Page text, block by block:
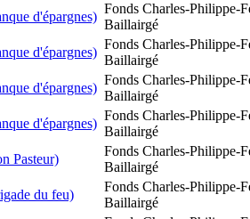
d'épargnes)
Fonds Charles-Philippe-
Baillairgé
d'épargnes)
Fonds Charles-Philippe-
Baillairgé
d'épargnes)
Fonds Charles-Philippe-
Baillairgé
d'épargnes)
Fonds Charles-Philippe-
Baillairgé
Pasteur)
Fonds Charles-Philippe-
Baillairgé
du feu)
Fonds Charles-Philippe-
Baillairgé